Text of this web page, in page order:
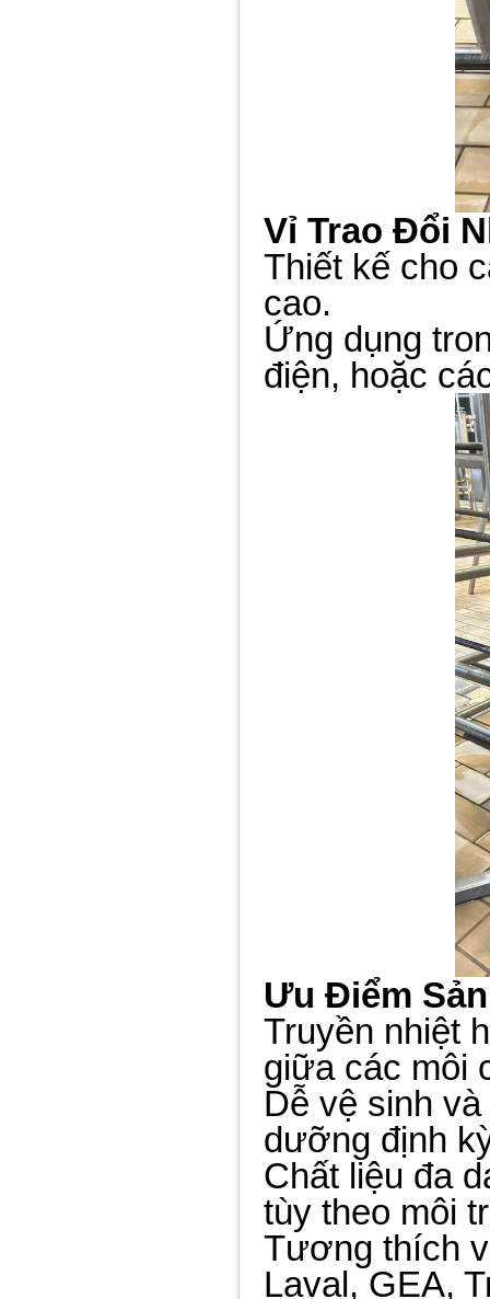
Vỉ Trao Đổi
Thiết kế cho
cao.
Ứng dụng
điện, hoặc
Ưu Điểm
Truyền nhiệt
giữa các môi
Dễ vệ sinh
dưỡng định
Chất liệu đa
tùy theo môi
Tương thích
Laval, GEA,